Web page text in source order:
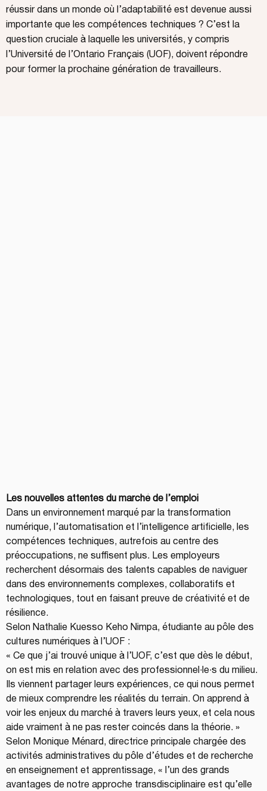
Les nouvelles attentes du marché de l’emploi
Dans un environnement marqué par la transformation
numérique, l’automatisation et l’intelligence artificielle, les
compétences techniques, autrefois au centre des
préoccupations, ne suffisent plus. Les employeurs
recherchent désormais des talents capables de naviguer
dans des environnements complexes, collaboratifs et
technologiques, tout en faisant preuve de créativité et de
résilience.
Selon Nathalie Kuesso Keho Nimpa, étudiante au pôle des
cultures numériques à l’UOF :
« Ce que j’ai trouvé unique à l’UOF, c’est que dès le début,
on est mis en relation avec des professionnel·le·s du milieu.
Ils viennent partager leurs expériences, ce qui nous permet
de mieux comprendre les réalités du terrain. On apprend à
voir les enjeux du marché à travers leurs yeux, et cela nous
aide vraiment à ne pas rester coincés dans la théorie. »
Selon Monique Ménard, directrice principale chargée des
activités administratives du pôle d’études et de recherche
en enseignement et apprentissage, « l’un des grands
avantages de notre approche transdisciplinaire est qu’elle
réussir dans un monde où l’adaptabilité est devenue aussi
importante que les compétences techniques ? C’est la
question cruciale à laquelle les universités, y compris
l’Université de l’Ontario Français (UOF), doivent répondre
pour former la prochaine génération de travailleurs.